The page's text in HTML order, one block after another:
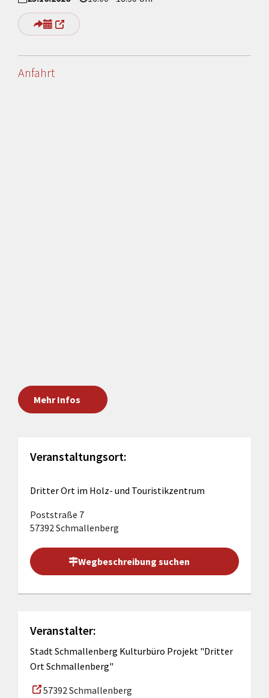
Anfahrt
Mehr Infos
Veranstaltungsort:
Dritter Ort im Holz- und Touristikzentrum
Poststraße 7
57392 Schmallenberg
Wegbeschreibung suchen
Veranstalter:
Stadt Schmallenberg Kulturbüro Projekt "Dritter
Ort Schmallenberg"
57392 Schmallenberg